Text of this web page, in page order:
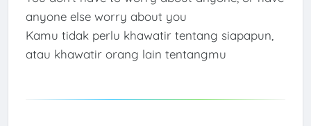
anyone else worry about you
Kamu tidak perlu khawatir tentang siapapun,
atau khawatir orang lain tentangmu